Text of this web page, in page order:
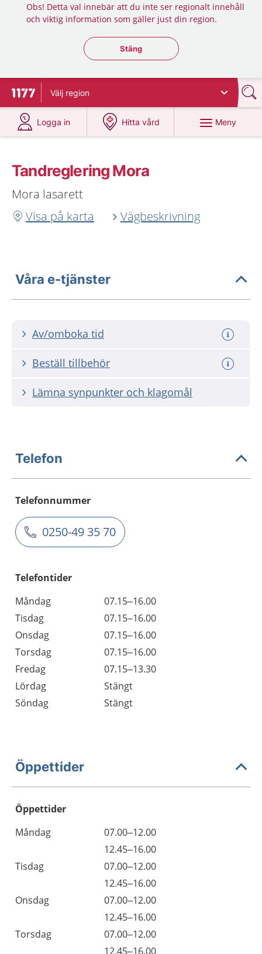
Obs! Detta val innebär att du inte ser regionalt innehåll
och viktig information som gäller just din region.
Stäng regionsväljaren
Stäng
Till startsidan för 1177
Välj region
Logga in
på 1177.se
Hitta vård
på 1177.se
Meny
Tandreglering Mora
Mora lasarett
Visa på karta
Vägbeskrivning
Våra e-tjänster
Av/omboka tid
Beställ tillbehör
Lämna synpunkter och klagomål
Telefon
Telefonnummer
0250-49 35 70
Telefontider
Måndag
07.15–16.00
Tisdag
07.15–16.00
Onsdag
07.15–16.00
Torsdag
07.15–16.00
Fredag
07.15–13.30
Lördag
Stängt
Söndag
Stängt
Öppettider
Öppettider
Dag
Öppettider
Kommentarer
Måndag
07.00–12.00
12.45–16.00
Tisdag
07.00–12.00
12.45–16.00
Onsdag
07.00–12.00
12.45–16.00
Torsdag
07.00–12.00
12.45–16.00